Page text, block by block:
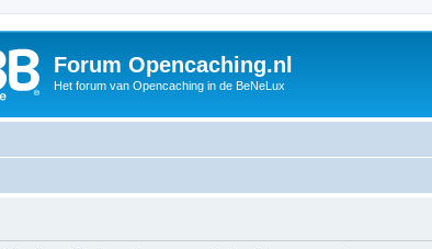
Forum Opencaching.nl
Het forum van Opencaching in de BeNeLux